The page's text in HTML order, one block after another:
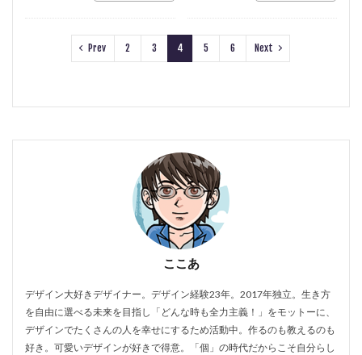
Prev 2 3 4 5 6 Next
ここあ
デザイン大好きデザイナー。デザイン経験23年。2017年独立。生き方
を自由に選べる未来を目指し「どんな時も全力主義！」をモットーに、
デザインでたくさんの人を幸せにするため活動中。作るのも教えるのも
好き。可愛いデザインが好きで得意。「個」の時代だからこそ自分らし